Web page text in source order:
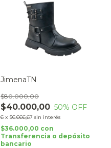
JimenaTN
$40.000,00
$80.000,00
50% OFF
6 x $6.666,67 sin interés
$36.000,00 con
Transferencia o depósito
bancario